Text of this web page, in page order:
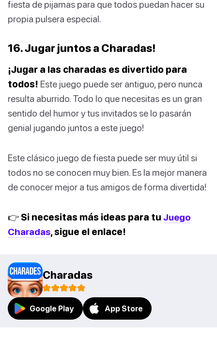
fiesta de pijamas para que todos puedan hacer su
propia pulsera especial.
16. Jugar juntos a Charadas!
¡Jugar a las charadas es divertido para
todos! Este juego puede ser antiguo, pero nunca
resulta aburrido. Todo lo que necesitas es un gran
sentido del humor y tus invitados se lo pasarán
genial jugando juntos a este juego!
Este clásico juego de fiesta puede ser muy útil si
todos no se conocen muy bien. Es la mejor manera
de conocer mejor a tus amigos de forma divertida!
👉 Si necesitas más ideas para tu Juego
Charadas, sigue el enlace!
Charadas
Google Play App Store